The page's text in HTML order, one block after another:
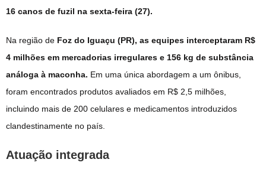
16 canos de fuzil na sexta-feira (27).
Na região de Foz do Iguaçu (PR), as equipes interceptaram R$
4 milhões em mercadorias irregulares e 156 kg de substância
análoga à maconha. Em uma única abordagem a um ônibus,
foram encontrados produtos avaliados em R$ 2,5 milhões,
incluindo mais de 200 celulares e medicamentos introduzidos
clandestinamente no país.
Atuação integrada